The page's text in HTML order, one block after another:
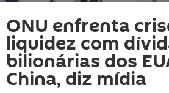
ONU enfrenta
liquidez com
bilionárias dos
China, diz mídia